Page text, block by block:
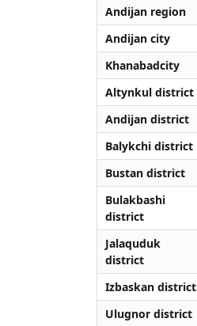
Andijan region
Andijan city
Khanabadcity
Altynkul district
Andijan district
Balykchi district
Bustan district
Bulakbashi
district
Jalаquduk
district
Izbaskan district
Ulugnor district